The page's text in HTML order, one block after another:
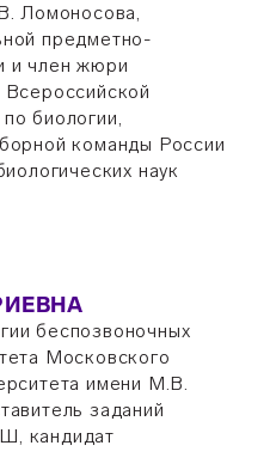
Ломоносова,
предметно-
и член жюри
Всероссийской
биологии,
команды России
наук
беспозвоночных
Московского
имени М.В.
заданий
кандидат